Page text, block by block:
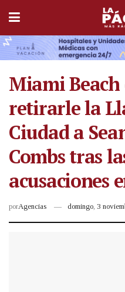
Miami Beach
retirarle la
Ciudad a
Combs tras
acusaciones
porAgencias domingo, 3